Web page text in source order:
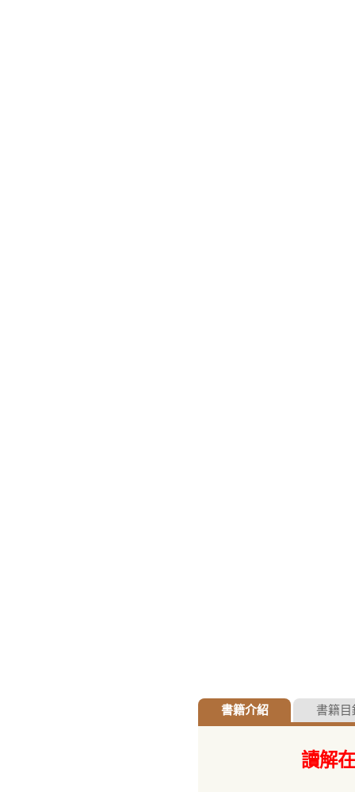
書籍介紹 書籍目
讀解